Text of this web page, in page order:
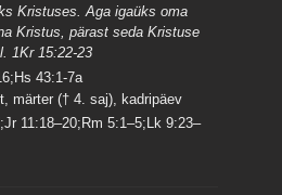
Kristuses. Aga igaüks oma
Kristus, pärast seda Kristuse
1Kr 15:22-23
43:1-7a
märter († 4. saj), kadripäev
11:18–20;Rm 5:1–5;Lk 9:23–